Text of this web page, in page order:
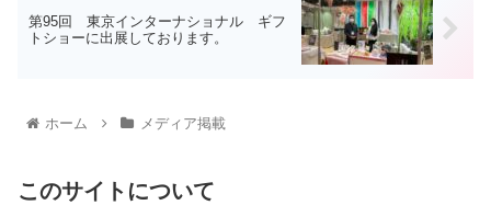
第95回 東京インターナショナル ギフ
トショーに出展しております。
ホーム メディア掲載
このサイトについて